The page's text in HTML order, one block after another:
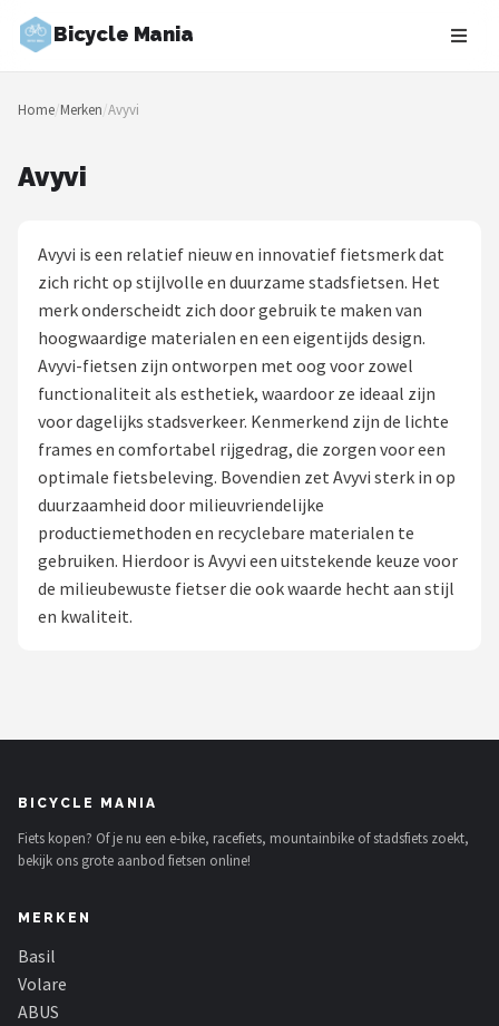
Bicycle Mania
Zoeken
NAVIGATIE
Blog
Fietsroutes
Kinderfietsen
Stadsfietsen
Elektrische fietsen
Mountainbikes
Shop
AXA
BBB Cycling
Schwalbe
Home/Merken/Avyvi
Avyvi
Avyvi is een relatief nieuw en innovatief fietsmerk dat
zich richt op stijlvolle en duurzame stadsfietsen. Het
merk onderscheidt zich door gebruik te maken van
hoogwaardige materialen en een eigentijds design.
Avyvi-fietsen zijn ontworpen met oog voor zowel
functionaliteit als esthetiek, waardoor ze ideaal zijn
voor dagelijks stadsverkeer. Kenmerkend zijn de lichte
frames en comfortabel rijgedrag, die zorgen voor een
optimale fietsbeleving. Bovendien zet Avyvi sterk in op
duurzaamheid door milieuvriendelijke
productiemethoden en recyclebare materialen te
gebruiken. Hierdoor is Avyvi een uitstekende keuze voor
de milieubewuste fietser die ook waarde hecht aan stijl
en kwaliteit.
BICYCLE MANIA
Fiets kopen? Of je nu een e-bike, racefiets, mountainbike of stadsfiets zoekt,
bekijk ons grote aanbod fietsen online!
MERKEN
Basil
Volare
ABUS